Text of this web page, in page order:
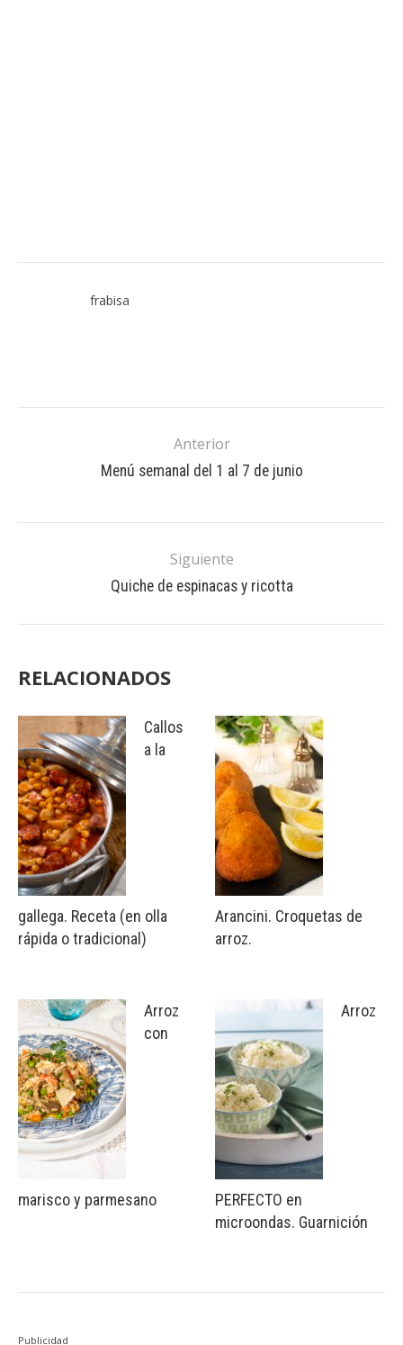
frabisa
Anterior
Menú semanal del 1 al 7 de junio
Siguiente
Quiche de espinacas y ricotta
RELACIONADOS
Callos
a la
gallega. Receta (en olla
rápida o tradicional)
Arroz
con
marisco y parmesano
Arancini. Croquetas de
arroz.
Arroz
PERFECTO en
microondas. Guarnición
Publicidad